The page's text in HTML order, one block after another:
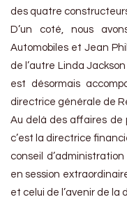
des quatre
D’un coté, nous
Automobiles et Jean
de l’autre Linda
est désormais
directrice générale de
Au delà des affaires de
c’est la directrice
conseil
en session
et celui de l’avenir de la